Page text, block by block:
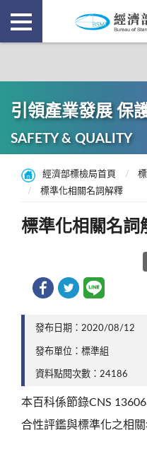
引領產業發展 保
SAFETY & QUALITY
經濟部標檢局首頁
標準化相關名詞解釋
標準化相關名詞
發布日期：2020/08/12
發布單位：標準組
資料點閱次數：24186
本百科係節錄CNS
合性評鑑與標準化之相關